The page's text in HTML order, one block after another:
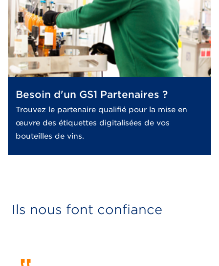
Besoin d'un GS1 Partenaires ?
Trouvez le partenaire qualifié pour la mise en
œuvre des étiquettes digitalisées de vos
bouteilles de vins.
Ils nous font confiance